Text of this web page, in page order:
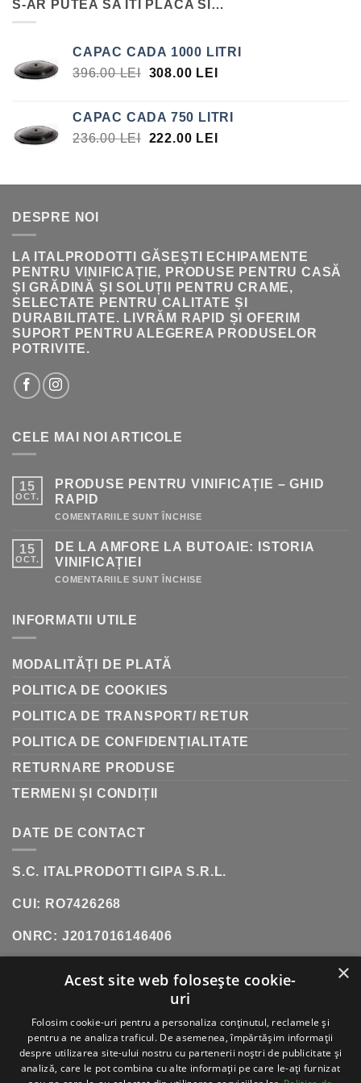
S-AR PUTEA SA ITI PLACA SI…
CAPAC CADA 1000 LITRI
396.00LEI PREȚUL
FOST:
396.00 LEI.
308.00 LEI PREȚUL
308.00 LEI.
CAPAC CADA 750 LITRI
236.00LEI PREȚUL
FOST:
222.00 LEI PREȚUL
222.00 LEI.
DESPRE NOI
LA ITALPRODOTTI GĂSEȘTI ECHIPAMENTE
PENTRU VINIFICAȚIE, PRODUSE PENTRU CASĂ
ȘI GRĂDINĂ ȘI SOLUȚII PENTRU CRAME,
SELECTATE PENTRU CALITATE ȘI
DURABILITATE. LIVRĂM RAPID ȘI OFERIM
SUPORT PENTRU ALEGEREA PRODUSELOR
POTRIVITE.
CELE MAI NOI ARTICOLE
15
OCT.
PRODUSE PENTRU VINIFICAȚIE – GHID
RAPID
COMENTARIILE SUNT ÎNCHISE
VINIFICAȚIE
15
OCT.
DE LA AMFORE LA BUTOAIE: ISTORIA
VINIFICAȚIEI
COMENTARIILE SUNT ÎNCHISE
INFORMATII UTILE
MODALITĂȚI DE PLATĂ
POLITICA DE COOKIES
POLITICA DE TRANSPORT/ RETUR
POLITICA DE CONFIDENȚIALITATE
RETURNARE PRODUSE
TERMENI ȘI CONDIȚII
DATE DE CONTACT
S.C. ITALPRODOTTI GIPA S.R.L.
CUI: RO7426268
ONRC: J2017016146406
SOS. OLTENITEI, NR. 181, POPESTI-
LEORDENI (INCINTA DANUBIANA)
×
Acest site web folosește cookie-
uri
Folosim cookie-uri pentru a personaliza conținutul, reclamele și
pentru a ne analiza traficul. De asemenea, împărtășim informații
despre utilizarea site-ului nostru cu partenerii noștri de publicitate și
analiză, care le pot combina cu alte informații pe care le-ați furnizat